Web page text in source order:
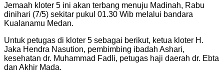
Jemaah kloter 5 ini akan terbang menuju Madinah, Rabu
dinihari (7/5) sekitar pukul 01.30 Wib melalui bandara
Kualanamu Medan.
Untuk petugas di kloter 5 sebagai berikut, ketua kloter H.
Jaka Hendra Nasution, pembimbing ibadah Ashari,
kesehatan dr. Muhammad Fadli, petugas haji daerah dr. Ebta
dan Akhir Mada.